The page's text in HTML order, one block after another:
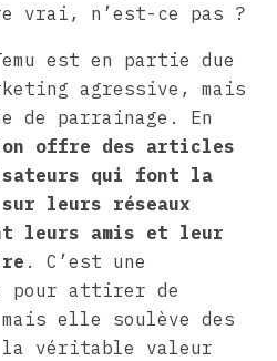
vrai, n’est-ce pas ?
est en partie due
agressive, mais
de parrainage. En
offre des articles
qui font la
sur leurs réseaux
leurs amis et leur
. C’est une
pour attirer de
elle soulève des
la véritable valeur